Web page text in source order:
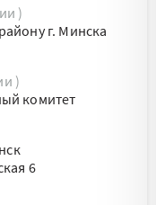
)
г. Минска
)
комитет
6